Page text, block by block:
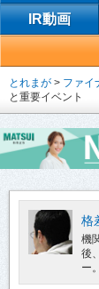
IR動画
とれまが > ファイ
と重要イベント
格
機
後
ー